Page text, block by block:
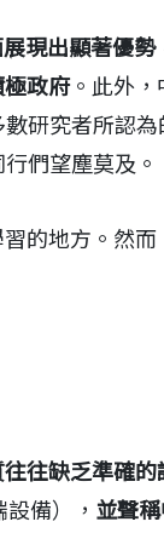
現出顯著優勢
政府。此外，
研究者所認為
們望塵莫及。
的地方。然而
往缺乏準確的
備）， 並聲